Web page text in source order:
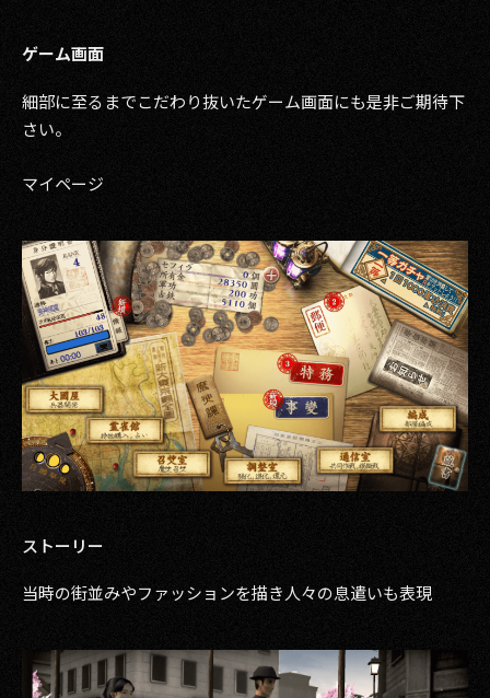
ゲーム画面
細部に至るまでこだわり抜いたゲーム画面にも是非ご期待下
さい。
マイページ
ストーリー
当時の街並みやファッションを描き人々の息遣いも表現